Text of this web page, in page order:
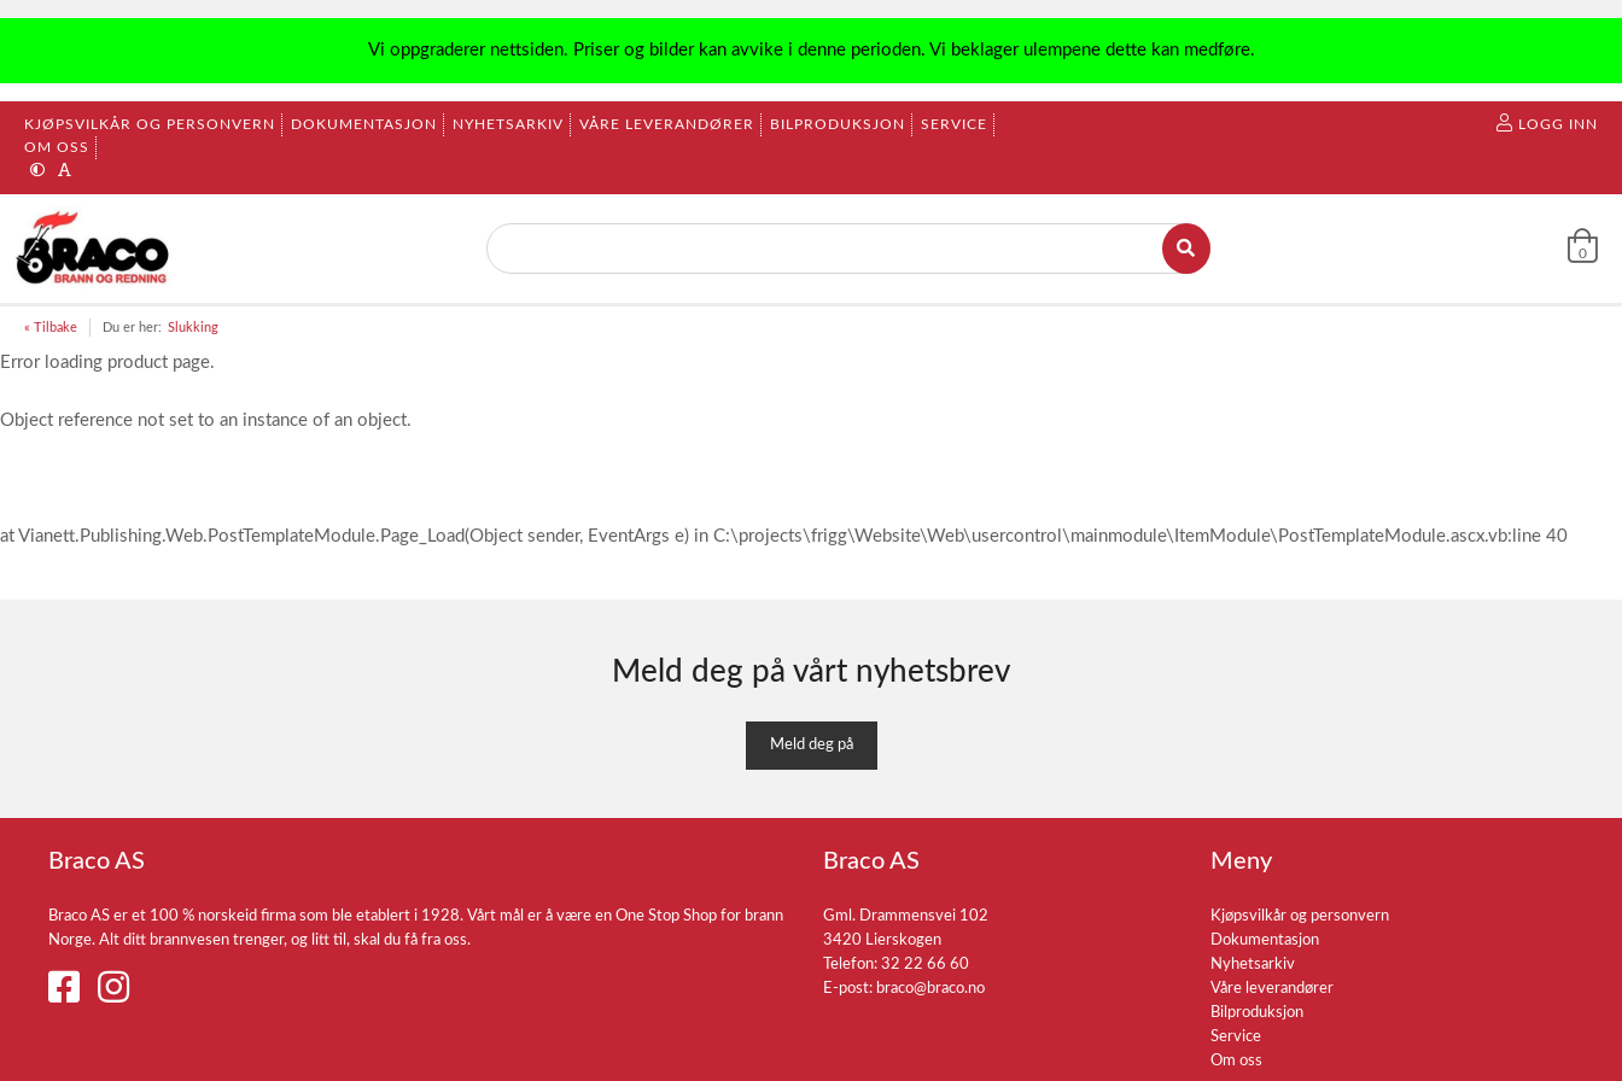
Vi oppgraderer nettsiden. Priser og bilder kan avvike i denne perioden. Vi beklager ulempene dette kan medføre.
KJØPSVILKÅR OG PERSONVERN DOKUMENTASJON NYHETSARKIV VÅRE LEVERANDØRER BILPRODUKSJON
SERVICE
OM OSS
LOGG INN
0
« Tilbake Du er her: Slukking
Error loading product page.
Object reference not set to an instance of an object.
at Vianett.Publishing.Web.PostTemplateModule.Page_Load(Object sender, EventArgs e) in C:\projects\frigg\Website\Web\usercontrol\mainmodule\ItemModule\PostTemplateModule.ascx.vb:line 40
Meld deg på vårt nyhetsbrev
Meld deg på
Braco AS
Braco AS er et 100 % norskeid firma som ble etablert i 1928. Vårt mål er å være en One Stop Shop for brann
Norge. Alt ditt brannvesen trenger, og litt til, skal du få fra oss.
Braco AS
Gml. Drammensvei 102
3420 Lierskogen
Telefon: 32 22 66 60
E-post: braco@braco.no
Meny
Kjøpsvilkår og personvern
Dokumentasjon
Nyhetsarkiv
Våre leverandører
Bilproduksjon
Service
Om oss